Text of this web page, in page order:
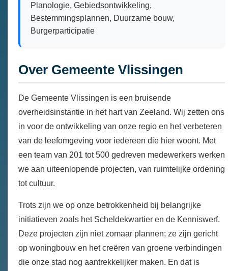
Planologie, Gebiedsontwikkeling,
Bestemmingsplannen, Duurzame bouw,
Burgerparticipatie
Over Gemeente Vlissingen
De Gemeente Vlissingen is een bruisende
overheidsinstantie in het hart van Zeeland. Wij zetten ons
in voor de ontwikkeling van onze regio en het verbeteren
van de leefomgeving voor iedereen die hier woont. Met
een team van 201 tot 500 gedreven medewerkers werken
we aan uiteenlopende projecten, van ruimtelijke ordening
tot cultuur.
Trots zijn we op onze betrokkenheid bij belangrijke
initiatieven zoals het Scheldekwartier en de Kenniswerf.
Deze projecten zijn niet zomaar plannen; ze zijn gericht
op woningbouw en het creëren van groene verbindingen
die onze stad nog aantrekkelijker maken. En dat is